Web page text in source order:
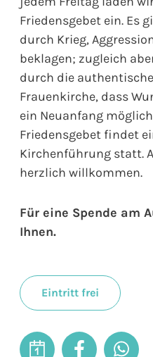
Friedensgebet ein. Es
durch Krieg,
beklagen; zugleich
durch die
Frauenkirche, dass
ein Neuanfang
Friedensgebet findet
Kirchenführung statt.
herzlich willkommen.
Für eine Spende am
Ihnen.
Eintritt frei